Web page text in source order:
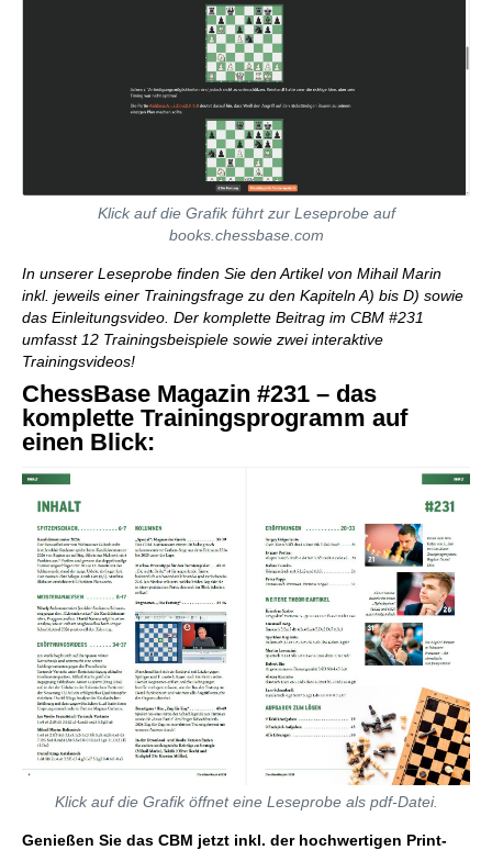
Klick auf die Grafik führt zur Leseprobe auf
books.chessbase.com
In unserer Leseprobe finden Sie den Artikel von Mihail Marin
inkl. jeweils einer Trainingsfrage zu den Kapiteln A) bis D) sowie
das Einleitungsvideo. Der komplette Beitrag im CBM #231
umfasst 12 Trainingsbeispiele sowie zwei interaktive
Trainingsvideos!
ChessBase Magazin #231 – das
komplette Trainingsprogramm auf
einen Blick:
Klick auf die Grafik öffnet eine Leseprobe als pdf-Datei.
Genießen Sie das CBM jetzt inkl. der hochwertigen Print-